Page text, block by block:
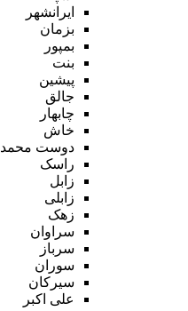
ایرانشهر
بزمان
بمپور
بنت
پیشین
جالق
چابهار
خاش
دوست محمد
راسک
زابل
زابلی
زهک
سراوان
سرباز
سوران
سیرکان
علی اکبر